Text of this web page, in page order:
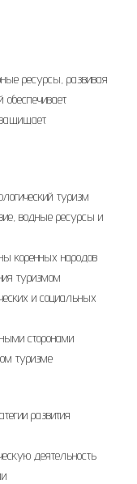
ресурсы, развивая
обеспечивает
защищает
туризм
водные ресурсы и
коренных народов
туризмом
и социальных
сторонами
туризме
развития
деятельность